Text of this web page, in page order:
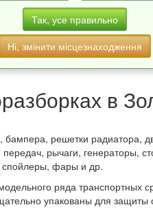
Так, усе правильно
Ні, змінити місцезнаходження
части по модели, году
для нас
в
бампера, решетки радиатора,
передач, рычаги, генераторы,
спойлеры, фары и др.
ряда транспортных
упакованы для защиты